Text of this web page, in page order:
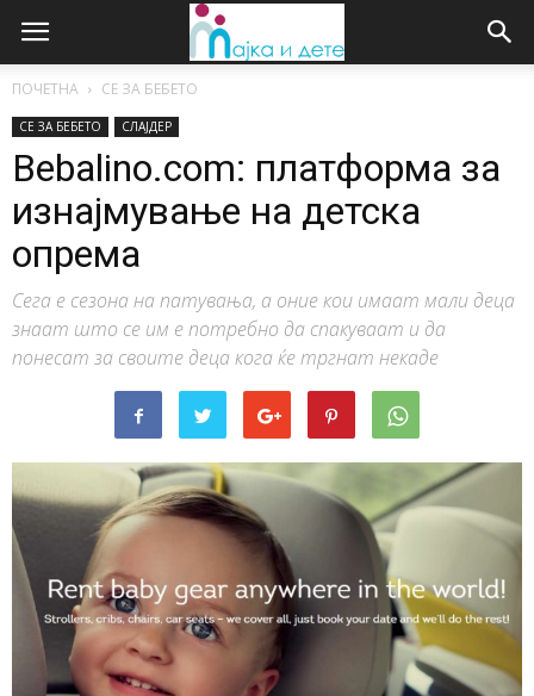
ПОЧЕТНА СЕ ЗА БЕБЕТО
СЕ ЗА БЕБЕТО СЛАЈДЕР
Bebalino.com: платформа за
изнајмување на детска
опрема
Сега е сезона на патувања, а оние кои имаат мали деца
знаат што се им е потребно да спакуваат и да
понесат за своите деца кога ќе тргнат некаде